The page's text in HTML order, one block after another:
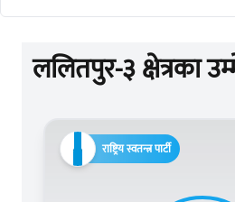
ललितपुर-३ क्षेत्रका
राष्ट्रिय स्वतन्त्र पार्टी